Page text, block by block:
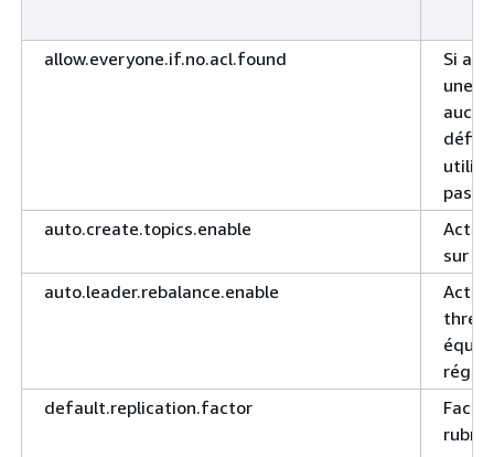
allow.everyone.if.no.acl.found
Si
une
pas
auto.create.topics.enable
sur le
auto.leader.rebalance.enable
default.replication.factor